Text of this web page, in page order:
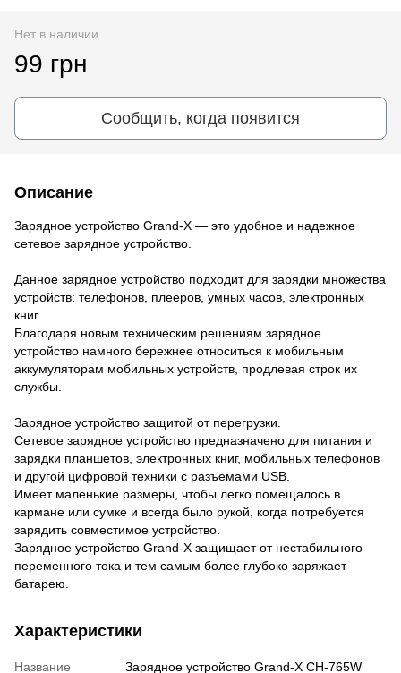
Нет в наличии
99 грн
Сообщить, когда появится
Описание
Зарядное устройство Grand-X — это удобное и надежное
сетевое зарядное устройство.
Данное зарядное устройство подходит для зарядки множества
устройств: телефонов, плееров, умных часов, электронных
книг.
Благодаря новым техническим решениям зарядное
устройство намного бережнее относиться к мобильным
аккумуляторам мобильных устройств, продлевая строк их
службы.
Зарядное устройство защитой от перегрузки.
Сетевое зарядное устройство предназначено для питания и
зарядки планшетов, электронных книг, мобильных телефонов
и другой цифровой техники с разъемами USB.
Имеет маленькие размеры, чтобы легко помещалось в
кармане или сумке и всегда было рукой, когда потребуется
зарядить совместимое устройство.
Зарядное устройство Grand-X защищает от нестабильного
переменного тока и тем самым более глубоко заряжает
батарею.
Характеристики
Название
Зарядное устройство Grand-X CH-765W